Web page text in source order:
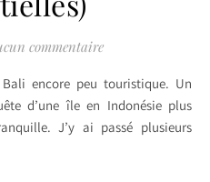
commentaire
d’une île en Indonésie plus
J’y ai passé plusieurs